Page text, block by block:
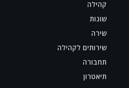
קהילה
שונות
שירה
שירותים לקהילה
תחבורה
תיאטרון